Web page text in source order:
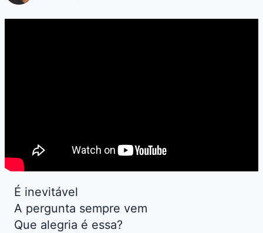
É inevitável
A pergunta sempre vem
Que alegria é essa?